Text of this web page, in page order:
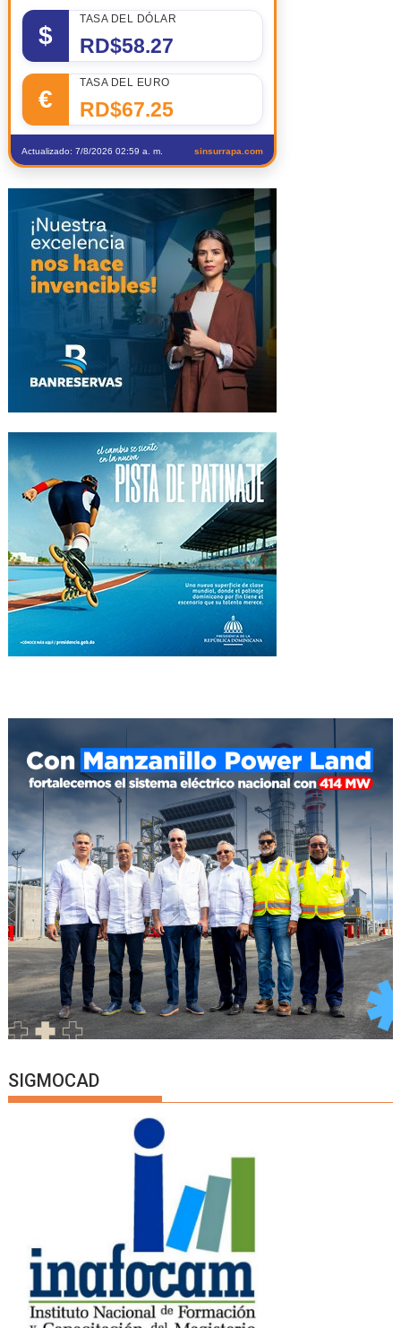
$
TASA DEL DÓLAR
RD$58.27
€
TASA DEL EURO
RD$67.25
Actualizado: 7/8/2026 02:59 a. m. sinsurrapa.com
SIGMOCAD